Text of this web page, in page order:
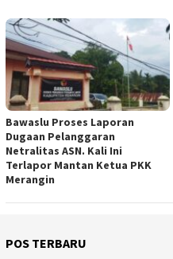
Bawaslu Proses Laporan
Dugaan Pelanggaran
Netralitas ASN. Kali Ini
Terlapor Mantan Ketua PKK
Merangin
POS TERBARU